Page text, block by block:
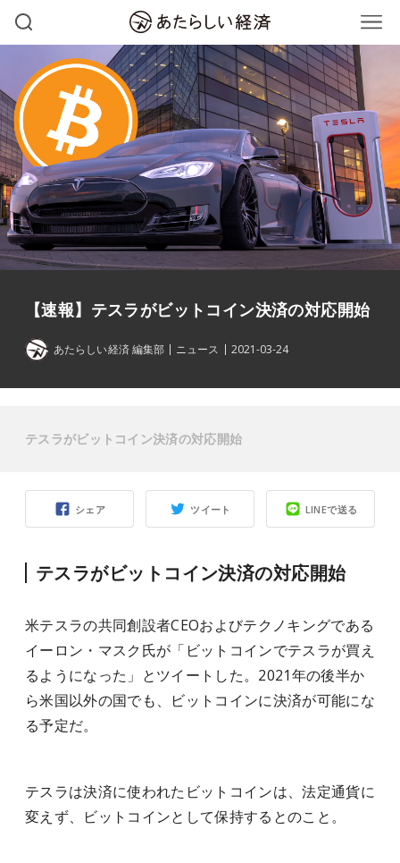
【速報】テスラがビットコイン決済の対応開始
あたらしい経済 編集部 ニュース 2021-03-24
シェア ツイート LINEで送る
テスラがビットコイン決済の対応開始
米テスラの共同創設者CEOおよびテクノキングである
イーロン・マスク氏が「ビットコインでテスラが買え
るようになった」とツイートした。2021年の後半か
ら米国以外の国でも、ビットコインに決済が可能にな
る予定だ。
テスラは決済に使われたビットコインは、法定通貨に
変えず、ビットコインとして保持するとのこと。
テスラがビットコイン決済の対応開始